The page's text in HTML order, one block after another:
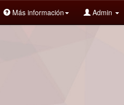
Más información Admin